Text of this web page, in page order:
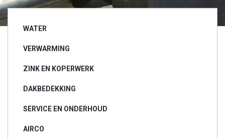
WATER
VERWARMING
ZINK EN KOPERWERK
DAKBEDEKKING
SERVICE EN ONDERHOUD
AIRCO